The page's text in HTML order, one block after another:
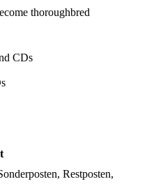
thoroughbred
CDs
Restposten,